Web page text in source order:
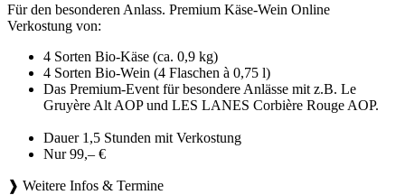
Für den besonderen Anlass. Premium Käse-Wein Online
Verkostung von:
4 Sorten Bio-Käse (ca. 0,9 kg)
4 Sorten Bio-Wein (4 Flaschen à 0,75 l)
Das Premium-Event für besondere Anlässe mit z.B. Le
Gruyère Alt AOP und LES LANES Corbière Rouge AOP.
Dauer 1,5 Stunden mit Verkostung
Nur 99,– €
❱ Weitere Infos & Termine